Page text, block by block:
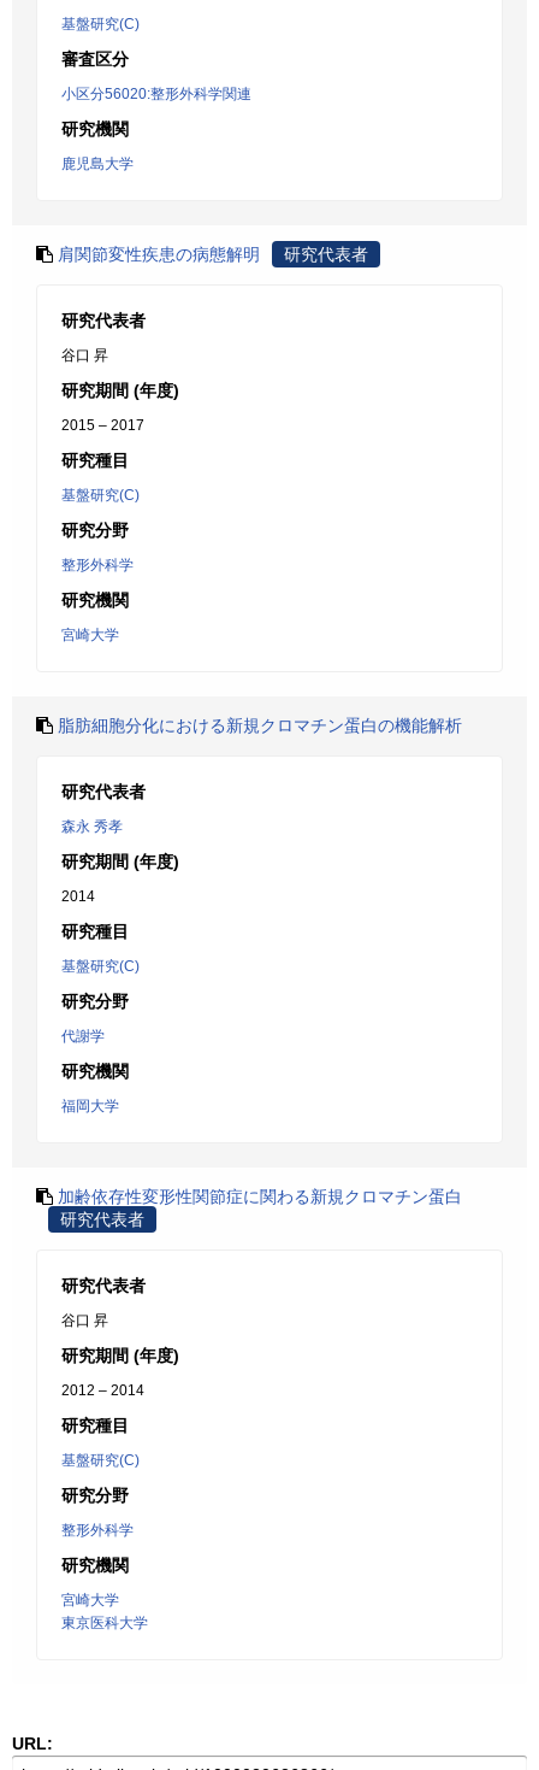
基盤研究(C)
審査区分
小区分56020:整形外科学関連
研究機関
鹿児島大学
肩関節変性疾患の病態解明 研究代表者
研究代表者
谷口 昇
研究期間 (年度)
2015 – 2017
研究種目
基盤研究(C)
研究分野
整形外科学
研究機関
宮崎大学
脂肪細胞分化における新規クロマチン蛋白の機能解析
研究代表者
森永 秀孝
研究期間 (年度)
2014
研究種目
基盤研究(C)
研究分野
代謝学
研究機関
福岡大学
加齢依存性変形性関節症に関わる新規クロマチン蛋白
研究代表者
研究代表者
谷口 昇
研究期間 (年度)
2012 – 2014
研究種目
基盤研究(C)
研究分野
整形外科学
研究機関
宮崎大学
東京医科大学
URL: